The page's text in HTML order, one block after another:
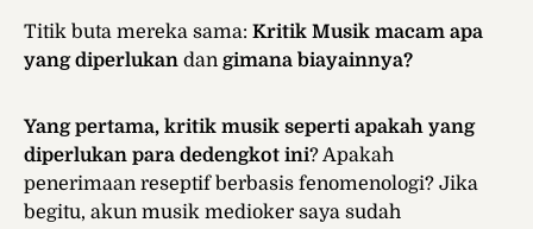
Titik buta mereka sama: Kritik Musik macam apa
yang diperlukan dan gimana biayainnya?
Yang pertama, kritik musik seperti apakah yang
diperlukan para dedengkot ini? Apakah
penerimaan reseptif berbasis fenomenologi? Jika
begitu, akun musik medioker saya sudah